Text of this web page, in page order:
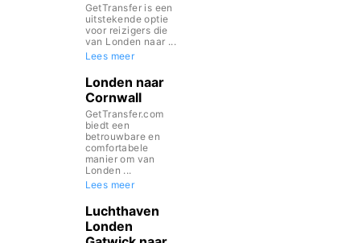
GetTransfer is een
uitstekende optie
voor reizigers die
van Londen naar ...
Lees meer
Londen naar
Cornwall
GetTransfer.com
biedt een
betrouwbare en
comfortabele
manier om van
Londen ...
Lees meer
Luchthaven
Londen